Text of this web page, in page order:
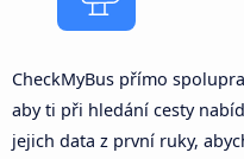
CheckMyBus přímo
aby ti při hledání cesty
jejich data z první ruky,